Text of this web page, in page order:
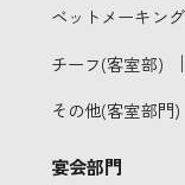
ベットメーキング
チーフ(客室部) ｜
その他(客室部門)
宴会部門